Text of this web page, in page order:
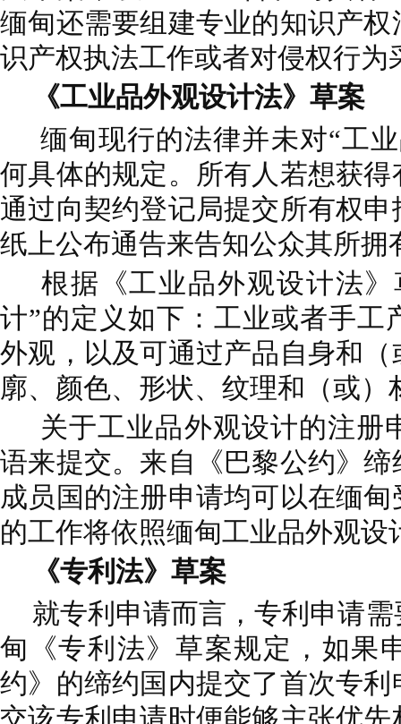
缅甸还需要组建专业的知识产
识产权执法工作或者对侵权行为
《工业品外观设计法》草案
缅甸现行的法律并未对“工
何具体的规定。所有人若想获
通过向契约登记局提交所有权
纸上公布通告来告知公众其所拥
根据《工业品外观设计法
计”的定义如下：工业或者手工
外观，以及可通过产品自身和
廓、颜色、形状、纹理和（或
关于工业品外观设计的注册
语来提交。来自《巴黎公约》
成员国的注册申请均可以在缅
的工作将依照缅甸工业品外观设
《专利法》草案
就专利申请而言，专利申请
甸《专利法》草案规定，如果
约》的缔约国内提交了首次专